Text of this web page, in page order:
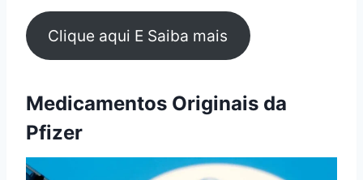
Clique aqui E Saiba mais
Medicamentos Originais da
Pfizer